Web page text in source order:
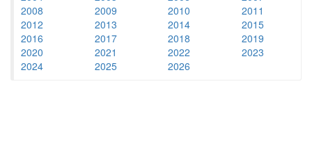
2008
2009 2010
2011
2012
2013 2014
2015
2016
2017 2018
2019
2020
2021 2022
2023
2024
2025 2026